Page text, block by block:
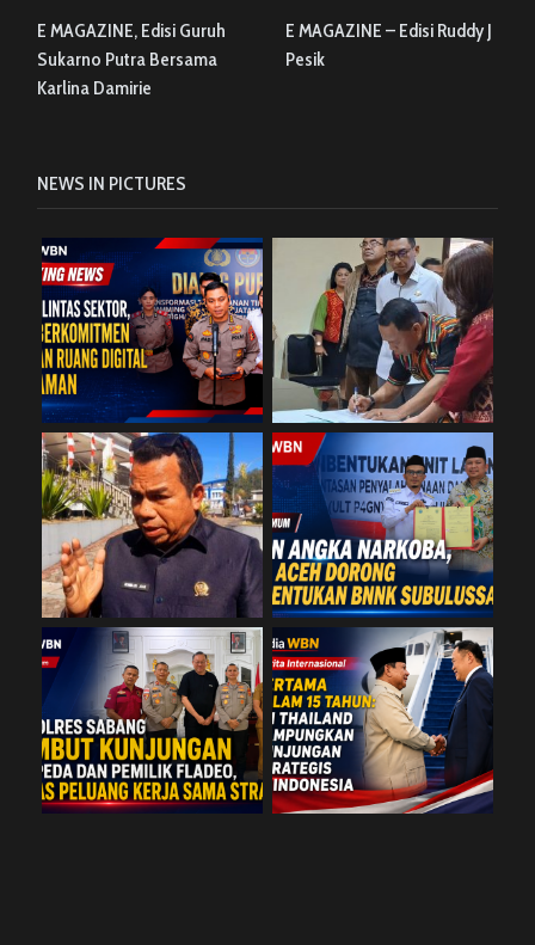
E MAGAZINE, Edisi Guruh
Sukarno Putra Bersama
Karlina Damirie
E MAGAZINE – Edisi Ruddy J
Pesik
NEWS IN PICTURES